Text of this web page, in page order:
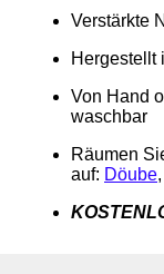
Verstärkte
Von Hand
waschbar
Räumen
auf: Döube,